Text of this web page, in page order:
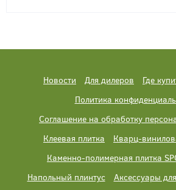
Новости Для дилеров Где
Политика
Соглашение на обработку
Клеевая плитка
Кварц-
Каменно-полимерная плитка
Напольный плинтус
Аксессуары